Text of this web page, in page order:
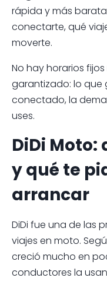
rápida y más
conectarte, qué
moverte.
No hay horarios
garantizado: lo que
conectado, la
uses.
DiDi
y qué te
arrancar
DiDi fue una de las
viajes en moto.
creció mucho en
conductores la